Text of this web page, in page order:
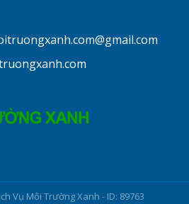
Vụ Môi Trường Xanh - ID: 89763